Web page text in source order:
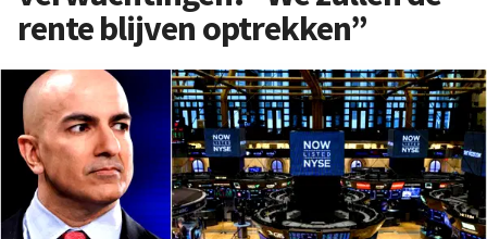
rente blijven optrekken”